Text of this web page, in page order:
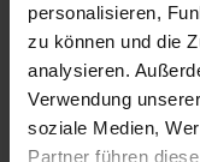
personalisieren,
zu können und die
analysieren.
Verwendung
soziale Medien,
Partner führen